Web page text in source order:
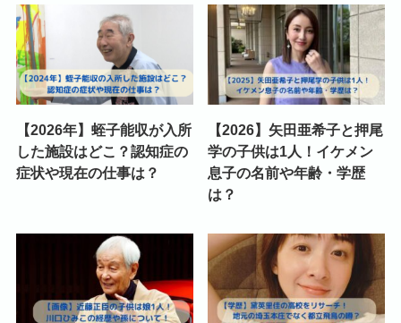
【2026年】蛭子能収が入所
した施設はどこ？認知症の
症状や現在の仕事は？
【2026】矢田亜希子と押尾
学の子供は1人！イケメン
息子の名前や年齢・学歴
は？